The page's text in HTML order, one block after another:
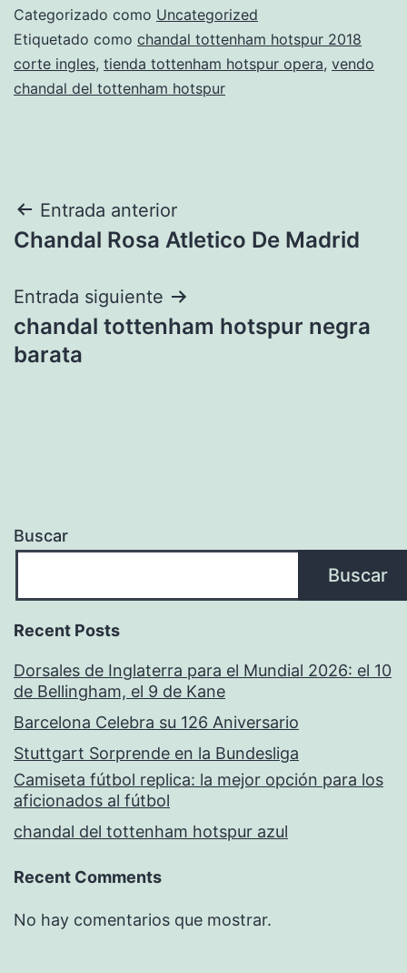
Categorizado como Uncategorized
Etiquetado como chandal tottenham hotspur 2018
corte ingles, tienda tottenham hotspur opera, vendo
chandal del tottenham hotspur
Navegación
de
entradas
Entrada anterior
Chandal Rosa Atletico De Madrid
Entrada siguiente
chandal tottenham hotspur negra
barata
Buscar
Buscar
Recent Posts
Dorsales de Inglaterra para el Mundial 2026: el 10
de Bellingham, el 9 de Kane
Barcelona Celebra su 126 Aniversario
Stuttgart Sorprende en la Bundesliga
Camiseta fútbol replica: la mejor opción para los
aficionados al fútbol
chandal del tottenham hotspur azul
Recent Comments
No hay comentarios que mostrar.